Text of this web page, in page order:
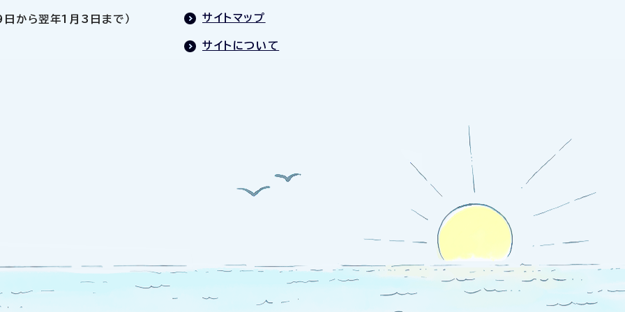
日から翌年1月3日まで） サイトマップ
サイトについて